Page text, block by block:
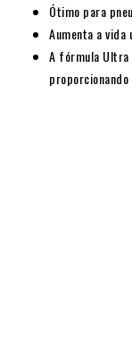
Ótimo para
Aumenta a vida
A fórmula